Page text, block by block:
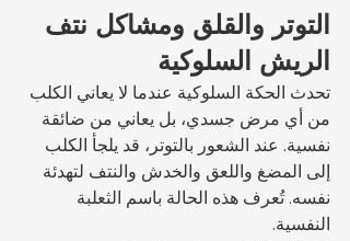
التوتر والقلق ومشاكل نتف
الريش السلوكية
تحدث الحكة السلوكية عندما لا يعاني الكلب
من أي مرض جسدي، بل يعاني من ضائقة
نفسية. عند الشعور بالتوتر، قد يلجأ الكلب
إلى المضغ واللعق والخدش والنتف لتهدئة
نفسه. تُعرف هذه الحالة باسم الثعلبة
النفسية.